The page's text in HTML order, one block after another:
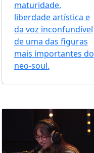
maturidade,
liberdade artística e
da voz inconfundível
de uma das figuras
mais importantes do
neo-soul.